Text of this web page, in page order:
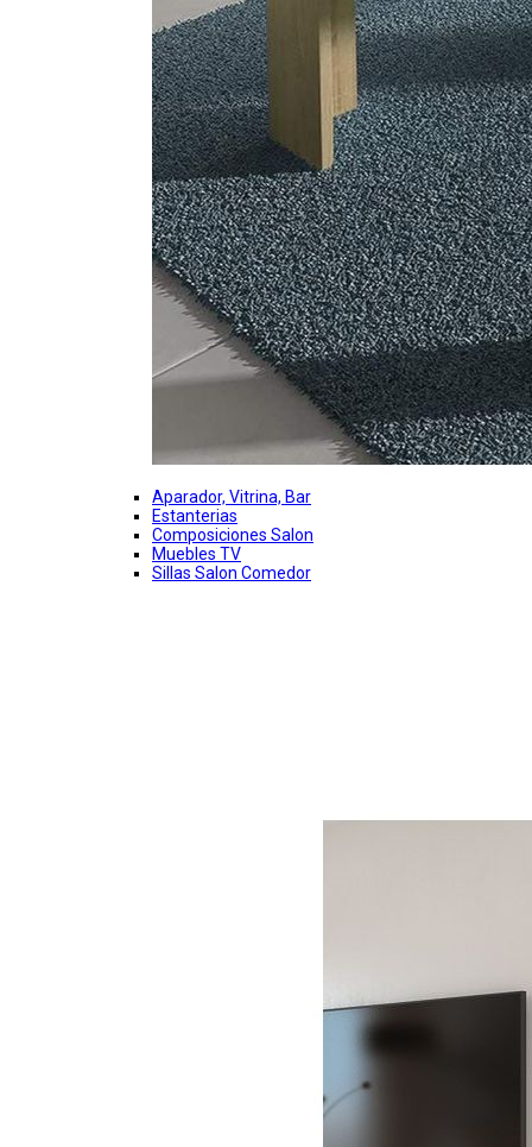
Aparador, Vitrina, Bar
Estanterias
Composiciones Salon
Muebles TV
Sillas Salon Comedor